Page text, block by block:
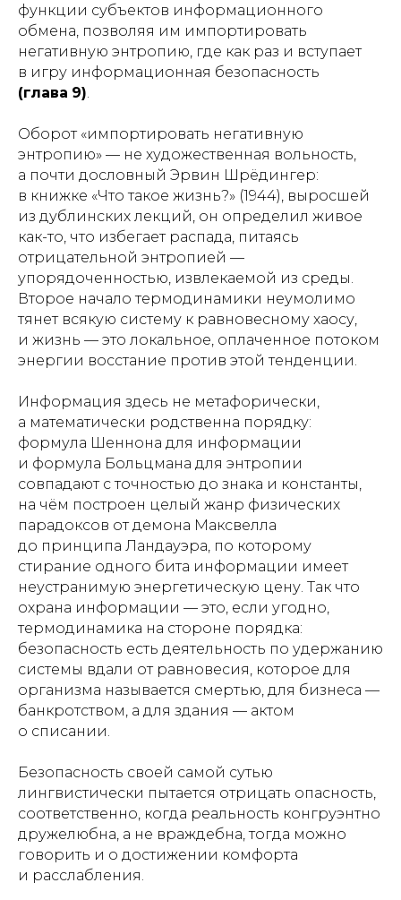
функции субъектов информационного
обмена, позволяя им импортировать
негативную энтропию, где как раз и вступает
в игру информационная безопасность
(глава 9)
Оборот «импортировать негативную
энтропию» — не художественная вольность,
а почти дословный Эрвин Шрёдингер:
в книжке «Что такое жизнь?» (1944), выросшей
из дублинских лекций, он определил живое
как-то, что избегает распада, питаясь
отрицательной энтропией —
упорядоченностью, извлекаемой из среды.
Второе начало термодинамики неумолимо
тянет всякую систему к равновесному хаосу,
и жизнь — это локальное, оплаченное потоком
энергии восстание против этой тенденции.
Информация здесь не метафорически,
а математически родственна порядку:
формула Шеннона для информации
и формула Больцмана для энтропии
совпадают с точностью до знака и константы,
на чём построен целый жанр физических
парадоксов от демона Максвелла
до принципа Ландауэра, по которому
стирание одного бита информации имеет
неустранимую энергетическую цену. Так что
охрана информации — это, если угодно,
термодинамика на стороне порядка:
безопасность есть деятельность по удержанию
системы вдали от равновесия, которое для
организма называется смертью, для бизнеса —
банкротством, а для здания — актом
о списании.
Безопасность своей самой сутью
лингвистически пытается отрицать опасность,
соответственно, когда реальность конгруэнтно
дружелюбна, а не враждебна, тогда можно
говорить и о достижении комфорта
и расслабления.